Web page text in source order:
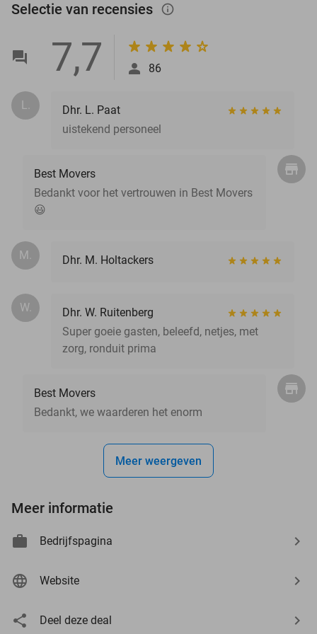
Selectie van recensies info_outlined
7,7 86
L.
Dhr. L. Paat
uistekend personeel
Best Movers
Bedankt voor het vertrouwen in Best Movers
😃
M. Dhr. M. Holtackers
W.
Dhr. W. Ruitenberg
Super goeie gasten, beleefd, netjes, met
zorg, ronduit prima
Best Movers
Bedankt, we waarderen het enorm
Meer weergeven
Meer informatie
Bedrijfspagina
Website
Deel deze deal